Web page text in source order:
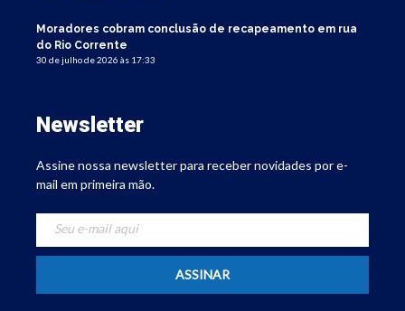
Moradores cobram conclusão de recapeamento em rua
do Rio Corrente
30 de julho de 2026 às 17:33
Newsletter
Assine nossa newsletter para receber novidades por e-
mail em primeira mão.